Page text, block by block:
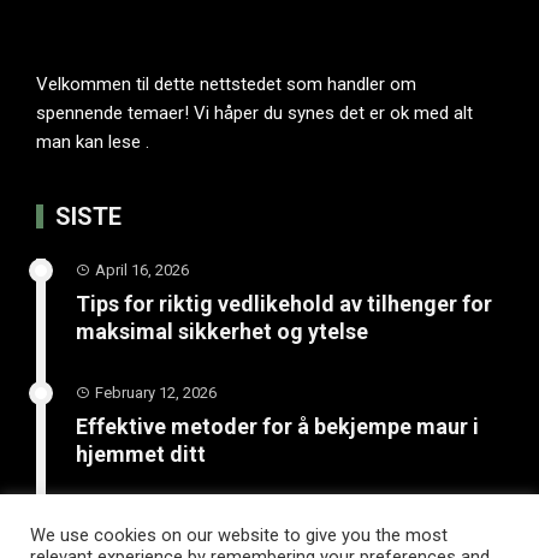
Velkommen til dette nettstedet som handler om
spennende temaer! Vi håper du synes det er ok med alt
man kan lese .
SISTE
April 16, 2026
Tips for riktig vedlikehold av tilhenger for
maksimal sikkerhet og ytelse
February 12, 2026
Effektive metoder for å bekjempe maur i
hjemmet ditt
Unngå katastrofe på vinterveiene med
We use cookies on our website to give you the most